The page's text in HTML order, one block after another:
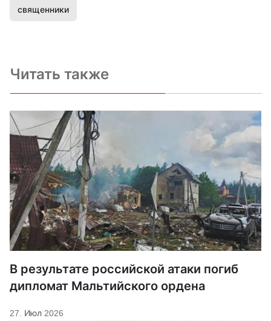
священники
Читать также
В результате российской атаки погиб
дипломат Мальтийского ордена
27. Июл 2026